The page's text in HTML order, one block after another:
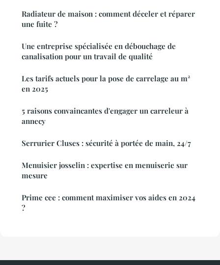
Radiateur de maison : comment déceler et réparer
une fuite ?
Une entreprise spécialisée en débouchage de
canalisation pour un travail de qualité
Les tarifs actuels pour la pose de carrelage au m²
en 2025
5 raisons convaincantes d'engager un carreleur à
annecy
Serrurier Cluses : sécurité à portée de main, 24/7
Menuisier josselin : expertise en menuiserie sur
mesure
Prime cee : comment maximiser vos aides en 2024
?